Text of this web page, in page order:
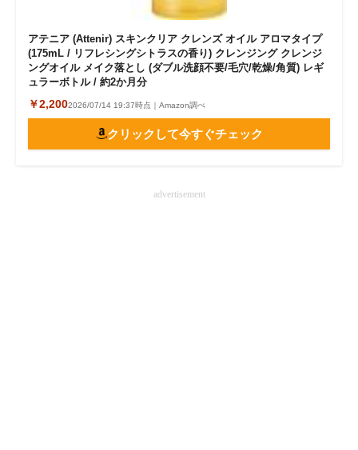
アテニア (Attenir) スキンクリア クレンズ オイル アロマタイプ
(175mL / リフレシングシトラスの香り) クレンジング クレンジ
ングオイル メイク落とし (ダブル洗顔不要/毛穴/乾燥/角質) レギ
ュラーボトル / 約2か月分
￥2,2002026/07/14 19:37時点｜Amazon調べ
クリックして今すぐチェック
advertisement